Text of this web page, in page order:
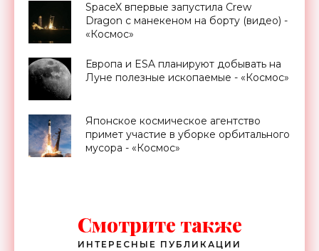
SpaceX впервые запустила Crew
Dragon с манекеном на борту (видео) -
«Космос»
Европа и ESA планируют добывать на
Луне полезные ископаемые - «Космос»
Японское космическое агентство
примет участие в уборке орбитального
мусора - «Космос»
Смотрите также
ИНТЕРЕСНЫЕ ПУБЛИКАЦИИ